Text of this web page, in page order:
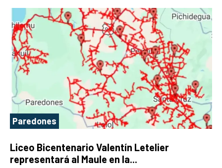
Paredones
Liceo Bicentenario Valentín Letelier
representará al Maule en la...